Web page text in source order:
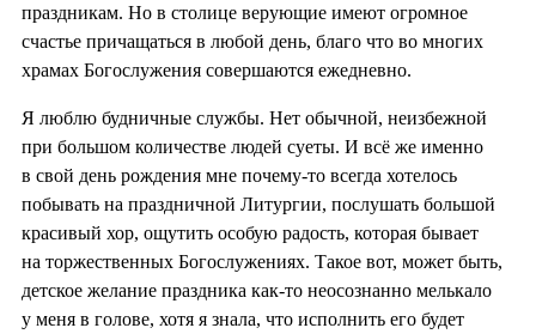
праздникам. Но в столице верующие имеют огромное
счастье причащаться в любой день, благо что во многих
храмах Богослужения совершаются ежедневно.
Я люблю будничные службы. Нет обычной, неизбежной
при большом количестве людей суеты. И всё же именно
в свой день рождения мне почему-то всегда хотелось
побывать на праздничной Литургии, послушать большой
красивый хор, ощутить особую радость, которая бывает
на торжественных Богослужениях. Такое вот, может быть,
детское желание праздника как-то неосознанно мелькало
у меня в голове, хотя я знала, что исполнить его будет